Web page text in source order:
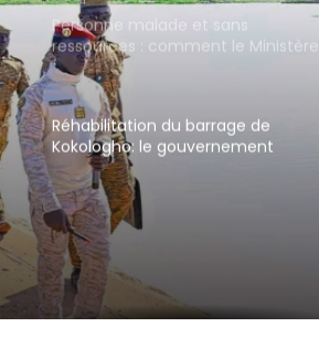
Personne malade et sans
ressources : comment le Ministère
de la Famille et de la Solidarité
intervient-il ?
Réhabilitation du barrage de
Kokologho: le gouvernement
renforce les bases de la
souveraineté alimentaire